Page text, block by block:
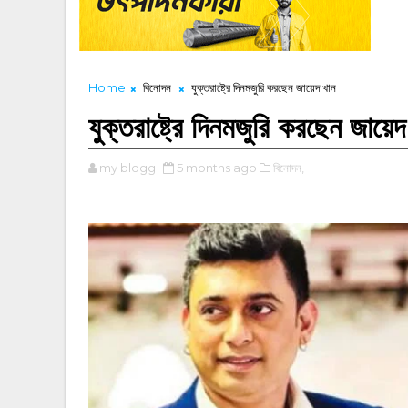
Home বিনোদন যুক্তরাষ্ট্রে দিনমজুরি করছেন জায়েদ খান
যুক্তরাষ্ট্রে দিনমজুরি করছেন
my blogg 5 months ago বিনোদন,